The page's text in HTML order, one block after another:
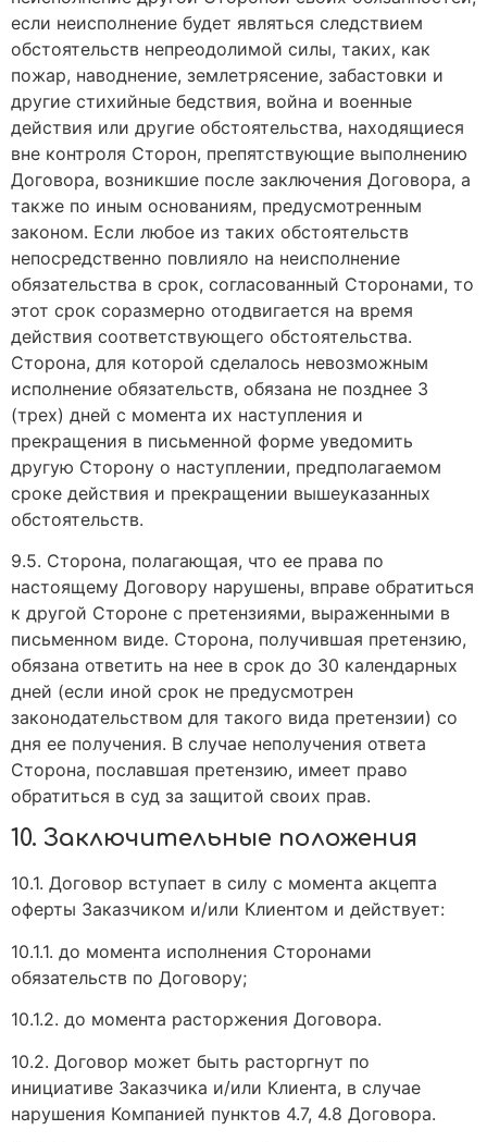
если неисполнение будет являться следствием
обстоятельств непреодолимой силы, таких, как
пожар, наводнение, землетрясение, забастовки и
другие стихийные бедствия, война и военные
действия или другие обстоятельства, находящиеся
вне контроля Сторон, препятствующие выполнению
Договора, возникшие после заключения Договора, а
также по иным основаниям, предусмотренным
законом. Если любое из таких обстоятельств
непосредственно повлияло на неисполнение
обязательства в срок, согласованный Сторонами, то
этот срок соразмерно отодвигается на время
действия соответствующего обстоятельства.
Сторона, для которой сделалось невозможным
исполнение обязательств, обязана не позднее 3
(трех) дней с момента их наступления и
прекращения в письменной форме уведомить
другую Сторону о наступлении, предполагаемом
сроке действия и прекращении вышеуказанных
обстоятельств.
9.5. Сторона, полагающая, что ее права по
настоящему Договору нарушены, вправе обратиться
к другой Стороне с претензиями, выраженными в
письменном виде. Сторона, получившая претензию,
обязана ответить на нее в срок до 30 календарных
дней (если иной срок не предусмотрен
законодательством для такого вида претензии) со
дня ее получения. В случае неполучения ответа
Сторона, пославшая претензию, имеет право
обратиться в суд за защитой своих прав.
10. Заключительные положения
10.1. Договор вступает в силу с момента акцепта
оферты Заказчиком и/или Клиентом и действует:
10.1.1. до момента исполнения Сторонами
обязательств по Договору;
10.1.2. до момента расторжения Договора.
10.2. Договор может быть расторгнут по
инициативе Заказчика и/или Клиента, в случае
нарушения Компанией пунктов 4.7, 4.8 Договора.